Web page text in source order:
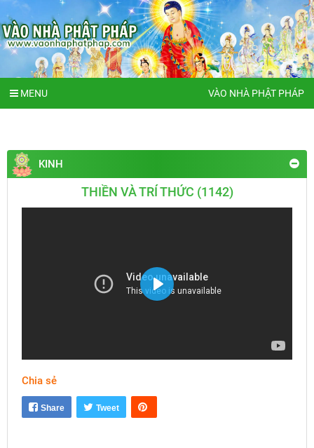
MENU VÀO NHÀ PHẬT PHÁP
KINH
THIỀN VÀ TRÍ THỨC (1142)
Play
Chia sẻ
Share Tweet